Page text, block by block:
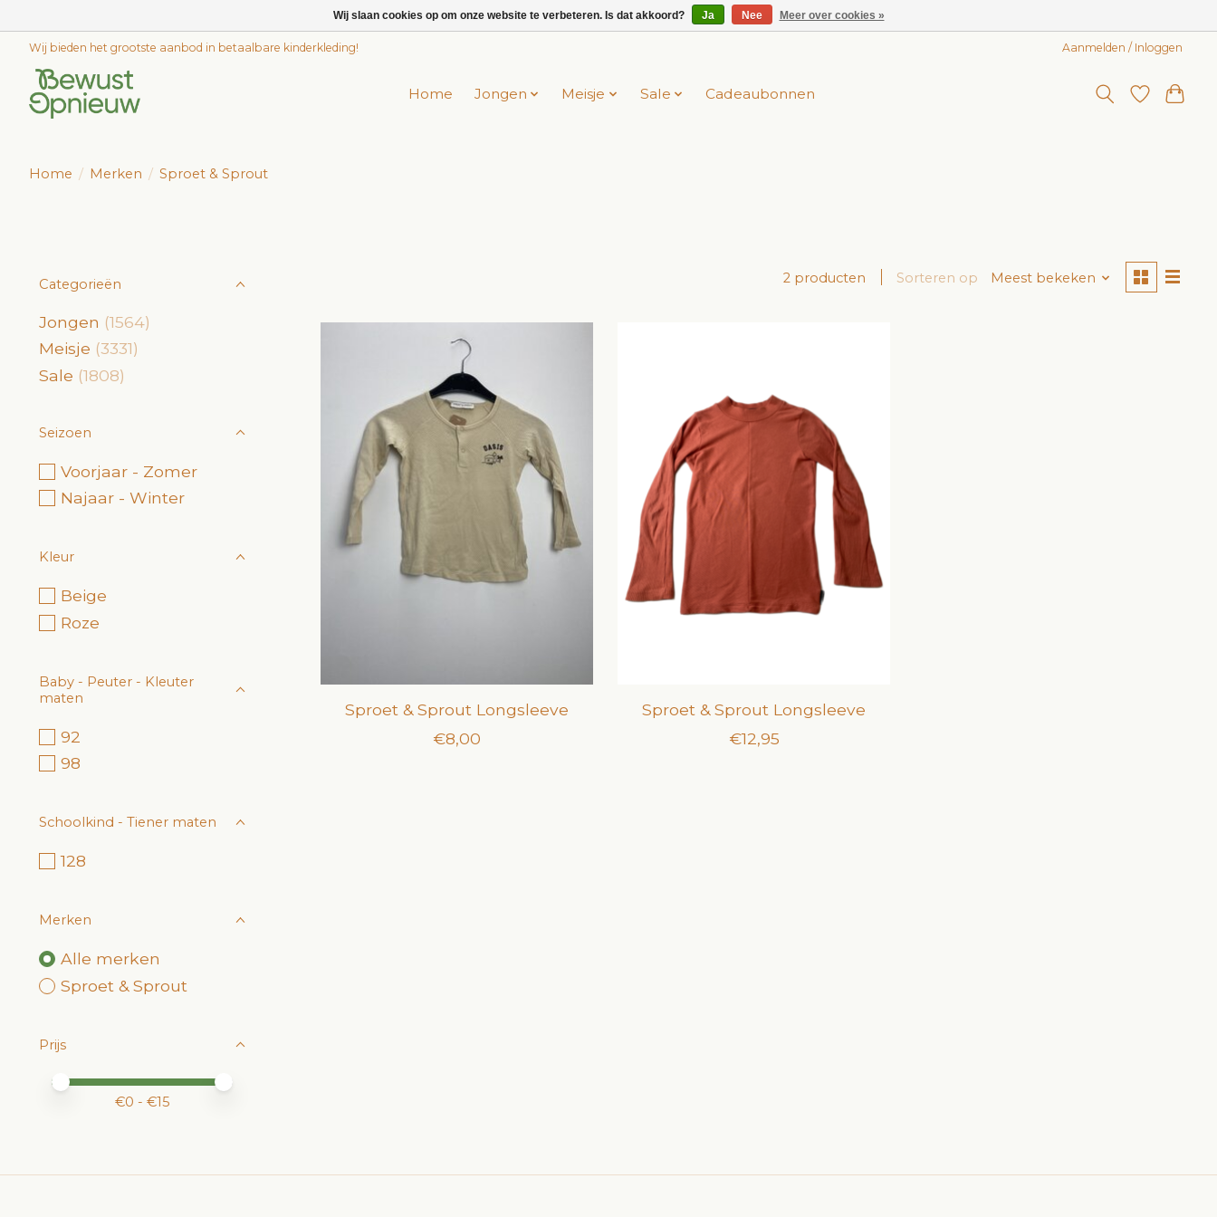
Wij bieden het grootste aanbod in betaalbare kinderkleding! Aanmelden / Inloggen
Home Jongen Meisje Sale Cadeaubonnen
Home / Merken / Sproet & Sprout
Categorieën
Jongen (1564)
Meisje (3331)
Sale (1808)
Seizoen
Voorjaar - Zomer
Najaar - Winter
Kleur
Beige
Roze
Baby - Peuter - Kleuter
maten
92
98
Schoolkind - Tiener maten
128
Merken
Alle merken
Sproet & Sprout
Prijs
Minimale prijswaarde
Price maximum value
€0 - €15
2 producten Sorteren op Meest bekeken
Sproet & Sprout Longsleeve
€8,00
Sproet & Sprout Longsleeve
€12,95
Wij slaan cookies op om onze website te verbeteren. Is dat akkoord? Ja Nee Meer over cookies »